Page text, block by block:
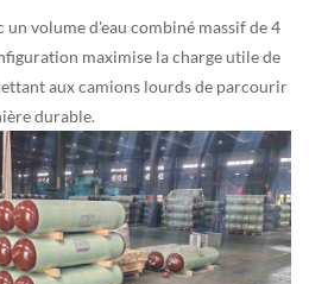
volume d'eau combiné massif de 4
maximise la charge utile de
aux camions lourds de parcourir
durable.